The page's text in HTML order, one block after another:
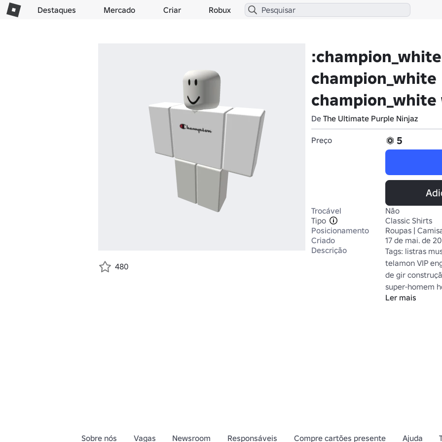
Destaques Mercado Criar Robux
:champion_white
champion_white
De The Ultimate Purple Ninjaz
Preço
5
Trocável
Não
Tipo
Classic Shirts
Posicionamento
Roupas |
Criado
17 de mai. de
Descrição
Tags: listras
telamon VIP
de gir
super-homem
jaqueta de
Ler mais
480
Sobre nós Vagas Newsroom Responsáveis Compre cartões presente Ajuda